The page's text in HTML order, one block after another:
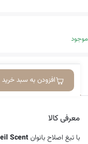
موجود
افزودن به سبد خریدمعرفی کالا دیدگاه‌ها
معرفی کالا
با تیغ اصلاح بانوانScent